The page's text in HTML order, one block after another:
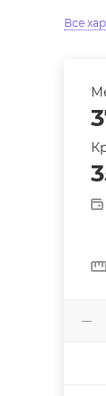
Все